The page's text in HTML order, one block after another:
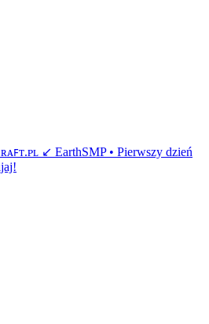
↙ EarthSMP • Pierwszy dzień